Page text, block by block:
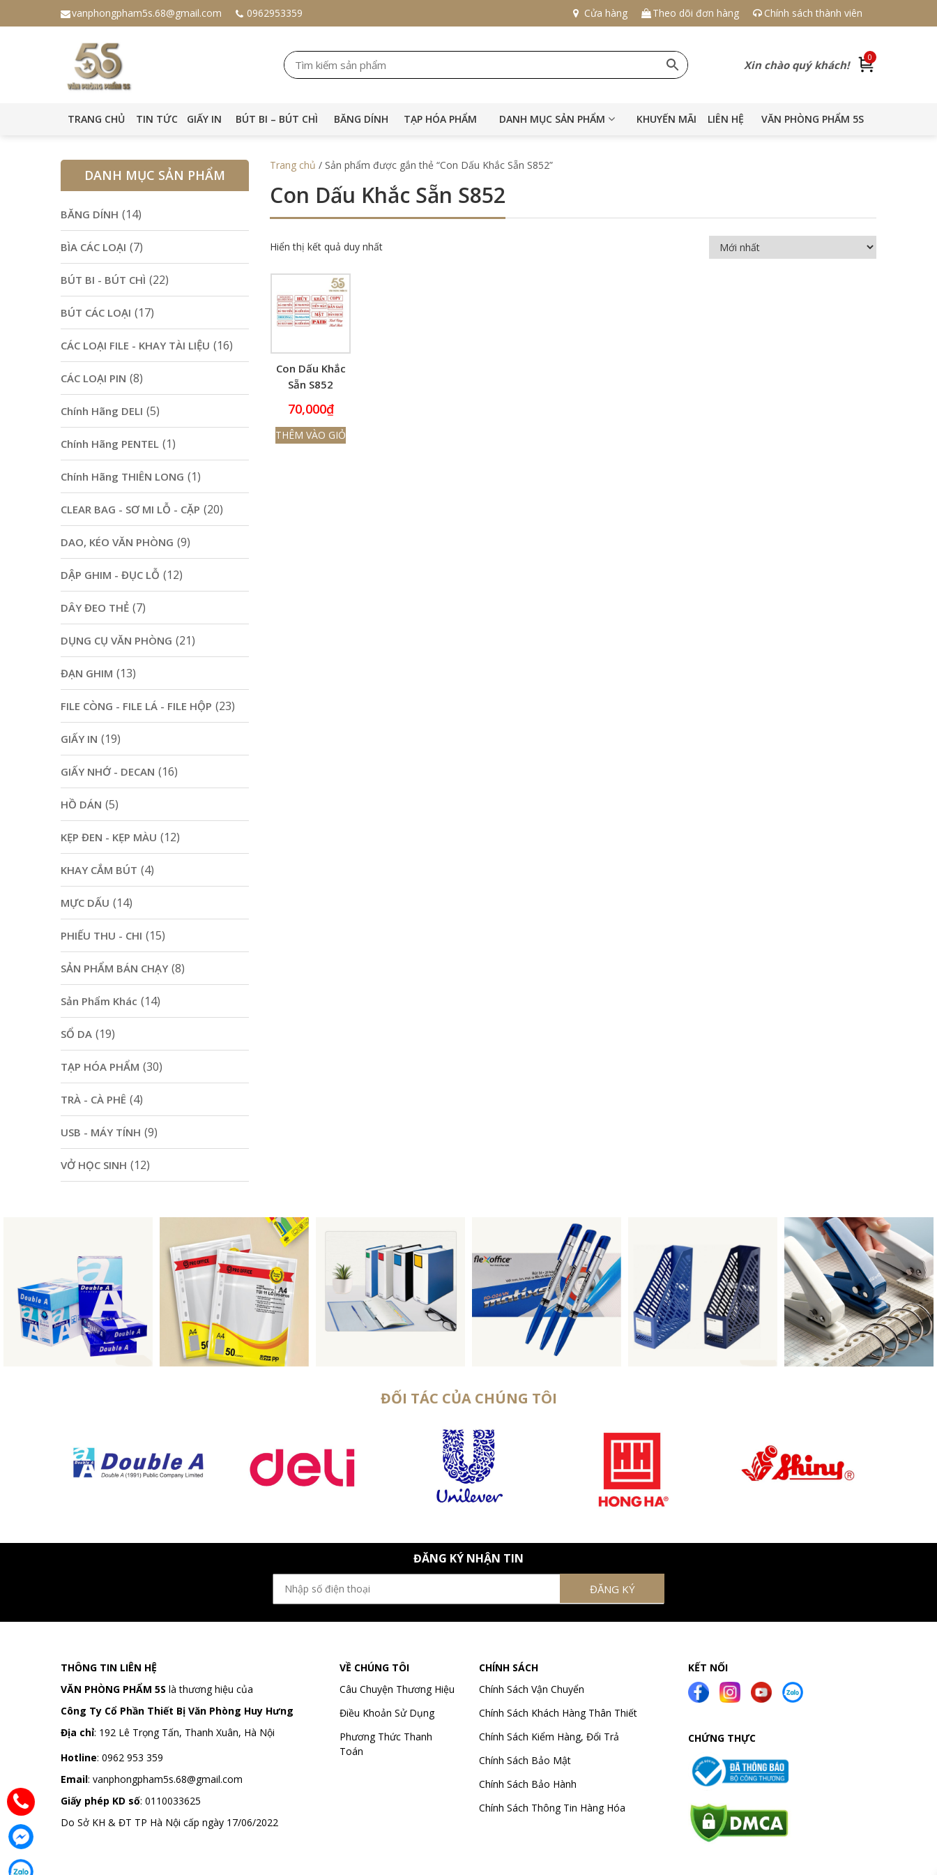
vanphongpham5s.68@gmail.com 0962953359 Cửa hàng Theo dõi đơn hàng Chính sách thành viên
Xin chào quý khách!
0
TRANG CHỦ TIN TỨC GIẤY IN BÚT BI – BÚT CHÌ BĂNG DÍNH TẠP HÓA PHẨM DANH MỤC SẢN PHẨM KHUYẾN MÃI LIÊN HỆ VĂN PHÒNG PHẨM 5S
Trang chủ / Sản phẩm được gắn thẻ “Con Dấu Khắc Sẵn S852”
Con Dấu Khắc Sẵn S852
Hiển thị kết quả duy nhất
Con Dấu Khắc
Sẵn S852
70,000₫
THÊM VÀO GIỎ
DANH MỤC SẢN PHẨM
BĂNG DÍNH (14)
BÌA CÁC LOẠI (7)
BÚT BI - BÚT CHÌ (22)
BÚT CÁC LOẠI (17)
CÁC LOẠI FILE - KHAY TÀI LIỆU (16)
CÁC LOẠI PIN (8)
Chính Hãng DELI (5)
Chính Hãng PENTEL (1)
Chính Hãng THIÊN LONG (1)
CLEAR BAG - SƠ MI LỖ - CẶP (20)
DAO, KÉO VĂN PHÒNG (9)
DẬP GHIM - ĐỤC LỖ (12)
DÂY ĐEO THẺ (7)
DỤNG CỤ VĂN PHÒNG (21)
ĐẠN GHIM (13)
FILE CÒNG - FILE LÁ - FILE HỘP (23)
GIẤY IN (19)
GIẤY NHỚ - DECAN (16)
HỒ DÁN (5)
KẸP ĐEN - KẸP MÀU (12)
KHAY CẮM BÚT (4)
MỰC DẤU (14)
PHIẾU THU - CHI (15)
SẢN PHẨM BÁN CHẠY (8)
Sản Phẩm Khác (14)
SỔ DA (19)
TẠP HÓA PHẨM (30)
TRÀ - CÀ PHÊ (4)
USB - MÁY TÍNH (9)
VỞ HỌC SINH (12)
ĐỐI TÁC CỦA CHÚNG TÔI
ĐĂNG KÝ NHẬN TIN
THÔNG TIN LIÊN HỆ
VĂN PHÒNG PHẨM 5S là thương hiệu của
Công Ty Cổ Phần Thiết Bị Văn Phòng Huy Hưng
Địa chỉ: 192 Lê Trọng Tấn, Thanh Xuân, Hà Nội
Hotline: 0962 953 359
Email: vanphongpham5s.68@gmail.com
Giấy phép KD số: 0110033625
Do Sở KH & ĐT TP Hà Nội cấp ngày 17/06/2022
VỀ CHÚNG TÔI
Câu Chuyện Thương Hiệu
Điều Khoản Sử Dụng
Phương Thức Thanh
Toán
CHÍNH SÁCH
Chính Sách Vận Chuyển
Chính Sách Khách Hàng Thân Thiết
Chính Sách Kiểm Hàng, Đổi Trả
Chính Sách Bảo Mật
Chính Sách Bảo Hành
Chính Sách Thông Tin Hàng Hóa
KẾT NỐI
CHỨNG THỰC